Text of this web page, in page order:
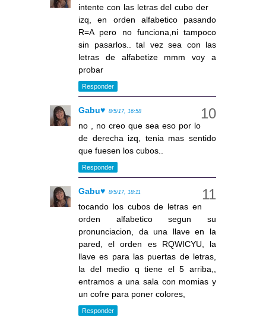
intente con las letras del cubo der
izq, en orden alfabetico pasando
R=A pero no funciona,ni tampoco
sin pasarlos.. tal vez sea con las
letras de alfabetize mmm voy a
probar
Responder
Gabu♥ 8/5/17, 16:58
no , no creo que sea eso por lo
de derecha izq, tenia mas sentido
que fuesen los cubos..
Responder
Gabu♥ 8/5/17, 18:11
tocando los cubos de letras en
orden alfabetico segun su
pronunciacion, da una llave en la
pared, el orden es RQWICYU, la
llave es para las puertas de letras,
la del medio q tiene el 5 arriba,,
entramos a una sala con momias y
un cofre para poner colores,
Responder